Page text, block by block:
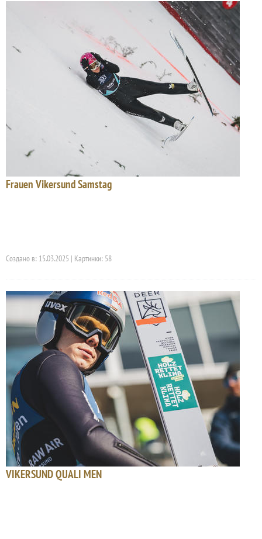
Frauen Vikersund Samstag
Создано в: 15.03.2025 | Картинки: 58
VIKERSUND QUALI MEN